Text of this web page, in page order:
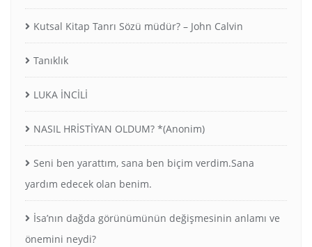
Kutsal Kitap Tanrı Sözü müdür? – John Calvin
Tanıklık
LUKA İNCİLİ
NASIL HRİSTİYAN OLDUM? *(Anonim)
Seni ben yarattım, sana ben biçim verdim.Sana
yardım edecek olan benim.
İsa’nın dağda görünümünün değişmesinin anlamı ve
önemini neydi?